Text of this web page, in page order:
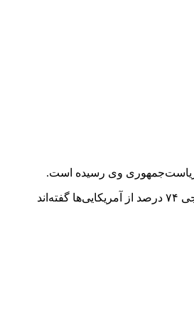
ریاست‌جمهوری وی رسیده است.
این نظرسنجی نشان می‌دهد تنها ۳۶ درصد از آمریکاییها عملکرد ترامپ را تأیید می‌کنند که نسبت به عدد ۴۷ درصد شروع دولت وی، کمترین میزان است. در این نظرسنجی ۷۴ درصد از آمریکایی‌ها گفته‌اند